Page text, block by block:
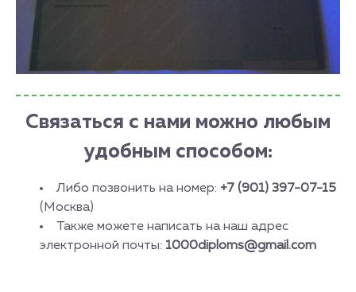
Связаться с нами можно любым
удобным способом:
Либо позвонить на номер: +7 (901) 397-07-15
(Москва)
Также можете написать на наш адрес
электронной почты: 1000diploms@gmail.com